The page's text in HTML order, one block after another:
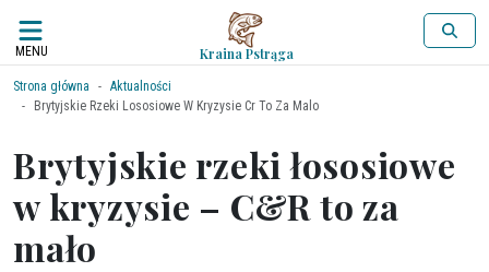
MENU Kraina Pstrąga
Strona główna
Aktualności
Brytyjskie Rzeki Lososiowe W Kryzysie Cr To Za Malo
Brytyjskie rzeki łososiowe
w kryzysie – C&R to za
mało